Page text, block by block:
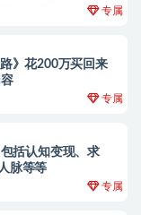
专属
》花200万买回来
专属
括认知变现、求
脉等等
专属